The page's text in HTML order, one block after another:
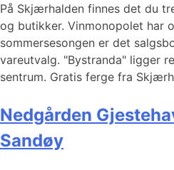
På Skjærhalden finnes det du
og butikker. Vinmonopolet har
sommersesongen er det
vareutvalg. "Bystranda" ligger
sentrum. Gratis ferge fra
Nedgården
Sandøy